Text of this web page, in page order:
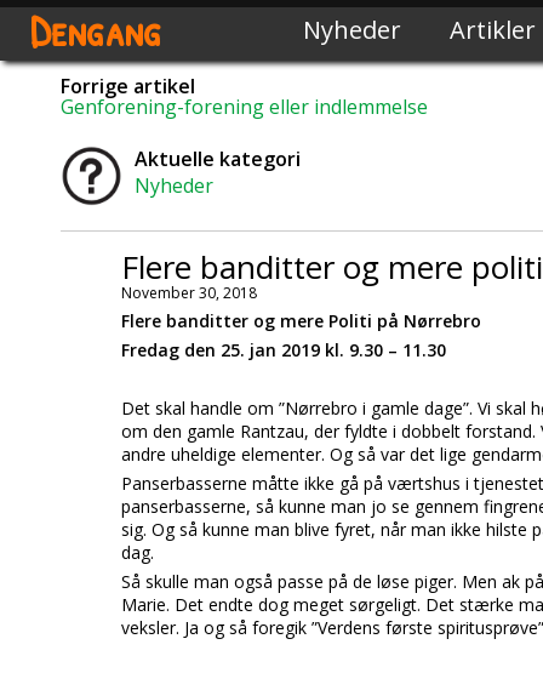
Dengang Nyheder Artikler
Forrige artikel
Genforening-forening eller indlemmelse
Aktuelle kategori
Nyheder
Flere banditter og mere
November 30, 2018
Flere banditter og mere Politi på Nørrebro
Fredag den 25. jan 2019 kl. 9.30 – 11.30
Det skal handle om ”Nørrebro i gamle dage”. Vi
om den gamle Rantzau, der fyldte i dobbelt
andre uheldige elementer. Og så var det lige
Panserbasserne måtte ikke gå på værtshus i
panserbasserne, så kunne man jo se gennem
sig. Og så kunne man blive fyret, når man ikke
dag.
Så skulle man også passe på de løse piger. Men ak
Marie. Det endte dog meget sørgeligt. Det stærke
veksler. Ja og så foregik ”Verdens første